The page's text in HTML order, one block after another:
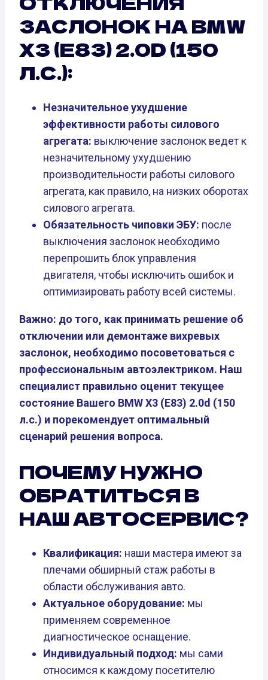
ЗАСЛОНОК НА BMW
X3 (E83) 2.0D (150
Л.С.):
Незначительное ухудшение
эффективности работы силового
агрегата: выключение заслонок ведет к
незначительному ухудшению
производительности работы силового
агрегата, как правило, на низких оборотах
силового агрегата.
Обязательность чиповки ЭБУ: после
выключения заслонок необходимо
перепрошить блок управления
двигателя, чтобы исключить ошибок и
оптимизировать работу всей системы.
Важно: до того, как принимать решение об
отключении или демонтаже вихревых
заслонок, необходимо посоветоваться с
профессиональным автоэлектриком. Наш
специалист правильно оценит текущее
состояние Вашего BMW X3 (E83) 2.0d (150
л.с.) и порекомендует оптимальный
сценарий решения вопроса.
ПОЧЕМУ НУЖНО
ОБРАТИТЬСЯ В
НАШ АВТОСЕРВИС?
Квалификация: наши мастера имеют за
плечами обширный стаж работы в
области обслуживания авто.
Актуальное оборудование: мы
применяем современное
диагностическое оснащение.
Индивидуальный подход: мы сами
относимся к каждому посетителю